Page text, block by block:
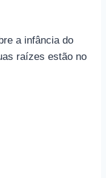
a infância do
raízes estão no